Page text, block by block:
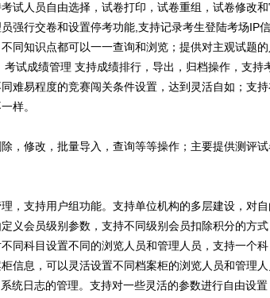
试人员自由选择，试卷打印，试卷重组，试卷修改
强行交卷和设置停考功能,支持记录考生登陆考场IP
同知识点都可以一一查询和浏览；提供对主观试题
试成绩管理 支持成绩排行，导出，归档操作，支持
难易程度的竞赛闯关条件设置，达到灵活自如；支
样。
，修改，批量导入，查询等等操作；主要提供测评
，支持用户组功能。支持单位机构的多层建设，对
义会员级别参数，支持不同级别会员扣除积分的方
同科目设置不同的浏览人员和管理人员，支持一个
信息，可以灵活设置不同档案柜的浏览人员和管理
统日志的管理。支持对一些灵活的参数进行自由设